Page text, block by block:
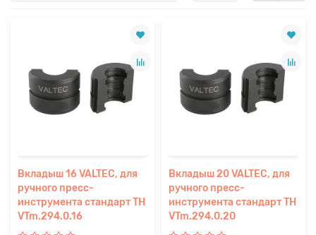
Вкладыш 16 VALTEC, для
ручного пресс-
инструмента стандарт TH
VTm.294.0.16
Вкладыш 20 VALTEC, для
ручного пресс-
инструмента стандарт TH
VTm.294.0.20